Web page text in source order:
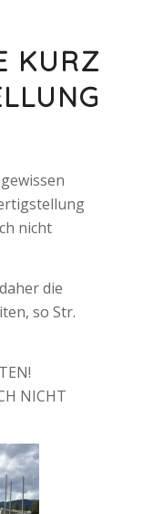
KURZ
nicht
die
so Str.
NICHT